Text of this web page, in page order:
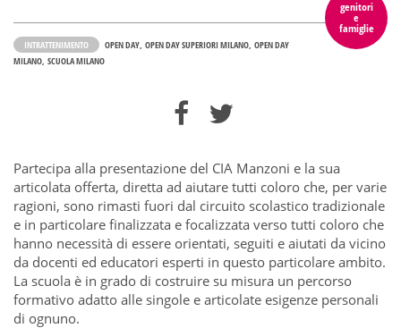
genitori
e
famiglie
INTRATTENIMENTO OPEN DAY OPEN DAY SUPERIORI MILANO OPEN DAY
MILANO SCUOLA MILANO
Partecipa alla presentazione del CIA Manzoni e la sua
articolata offerta, diretta ad aiutare tutti coloro che, per varie
ragioni, sono rimasti fuori dal circuito scolastico tradizionale
e in particolare finalizzata e focalizzata verso tutti coloro che
hanno necessità di essere orientati, seguiti e aiutati da vicino
da docenti ed educatori esperti in questo particolare ambito.
La scuola è in grado di costruire su misura un percorso
formativo adatto alle singole e articolate esigenze personali
di ognuno.